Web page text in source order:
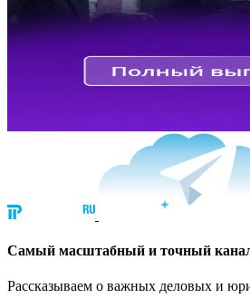
Cамый масштабный и точный
Рассказываем о важных деловых и